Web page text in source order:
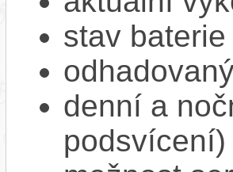
stav
denní a
podsvícení)